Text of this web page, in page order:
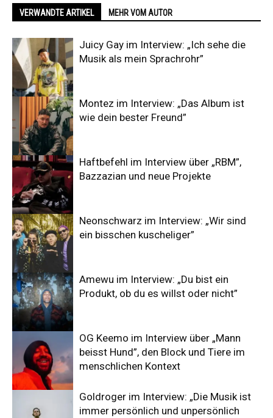
VERWANDTE ARTIKEL MEHR VOM AUTOR
Juicy Gay im Interview: „Ich sehe die
Musik als mein Sprachrohr”
Montez im Interview: „Das Album ist
wie dein bester Freund”
Haftbefehl im Interview über „RBM”,
Bazzazian und neue Projekte
Neonschwarz im Interview: „Wir sind
ein bisschen kuscheliger”
Amewu im Interview: „Du bist ein
Produkt, ob du es willst oder nicht”
OG Keemo im Interview über „Mann
beisst Hund”, den Block und Tiere im
menschlichen Kontext
Goldroger im Interview: „Die Musik ist
immer persönlich und unpersönlich